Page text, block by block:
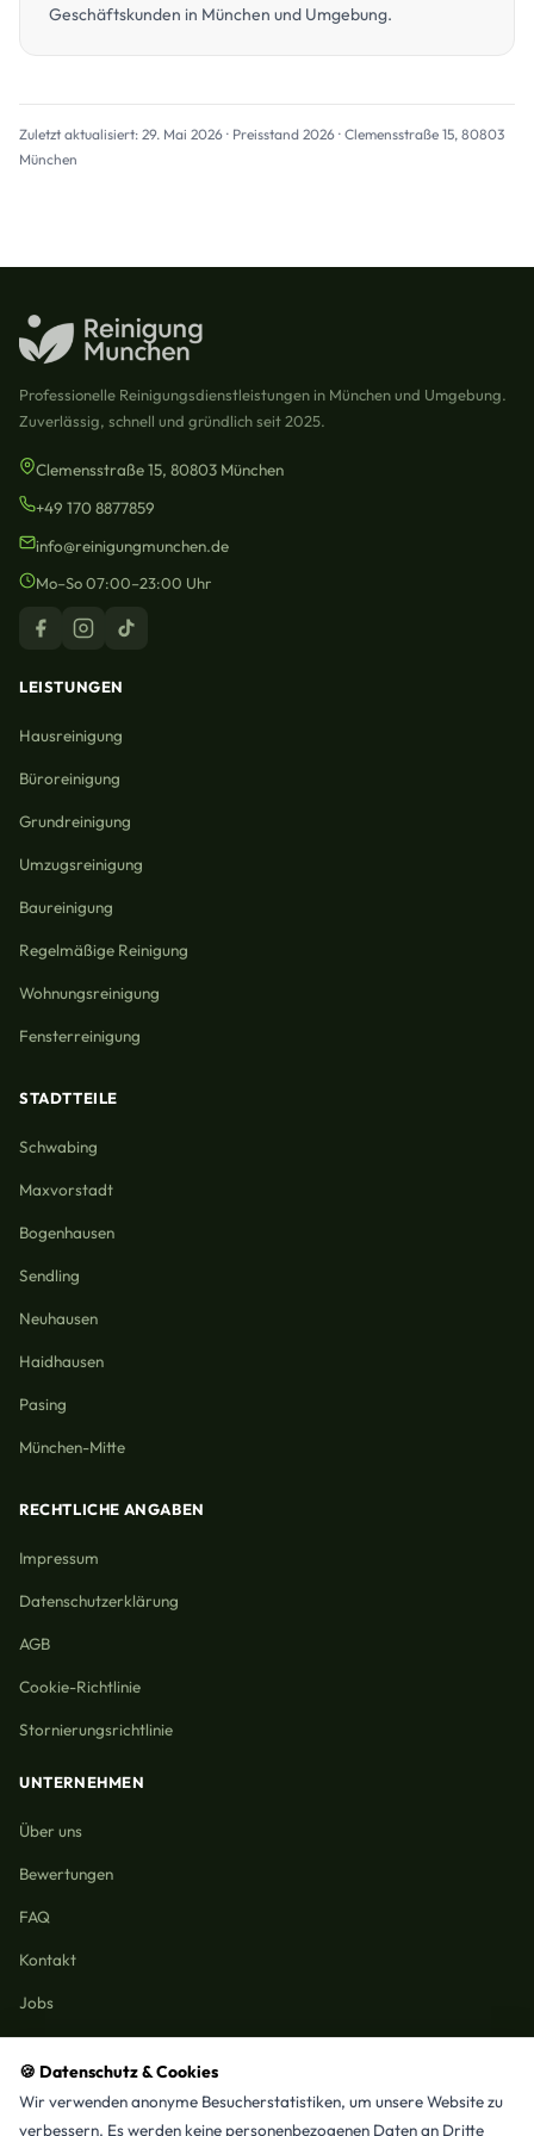
Geschäftskunden in München und Umgebung.
Zuletzt aktualisiert: 29. Mai 2026 · Preisstand 2026 · Clemensstraße 15, 80803
München
🍪 Datenschutz & Cookies
Wir verwenden anonyme Besucherstatistiken, um unsere Website zu
verbessern. Es werden keine personenbezogenen Daten an Dritte
Professionelle Reinigungsdienstleistungen in München und Umgebung.
Zuverlässig, schnell und gründlich seit 2025.
Clemensstraße 15, 80803 München
+49 170 8877859
info@reinigungmunchen.de
Mo–So 07:00–23:00 Uhr
LEISTUNGEN
Hausreinigung
Büroreinigung
Grundreinigung
Umzugsreinigung
Baureinigung
Regelmäßige Reinigung
Wohnungsreinigung
Fensterreinigung
STADTTEILE
Schwabing
Maxvorstadt
Bogenhausen
Sendling
Neuhausen
Haidhausen
Pasing
München-Mitte
RECHTLICHE ANGABEN
Impressum
Datenschutzerklärung
AGB
Cookie-Richtlinie
Stornierungsrichtlinie
UNTERNEHMEN
Über uns
Bewertungen
FAQ
Kontakt
Jobs
Reinigungmunchen.de © 2026 Alle Rechte vorbehalten